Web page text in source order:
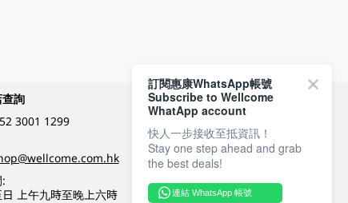
詢
3001 1299
上午九時至晚上六時
付款方式
關注我們
訂閱惠康WhatsApp帳號
Subscribe to Wellcome
WhatApp account
快人一步接收至抵資訊！
Stay one step ahead and grab
the best deals!
連結 WhatsApp 帳號